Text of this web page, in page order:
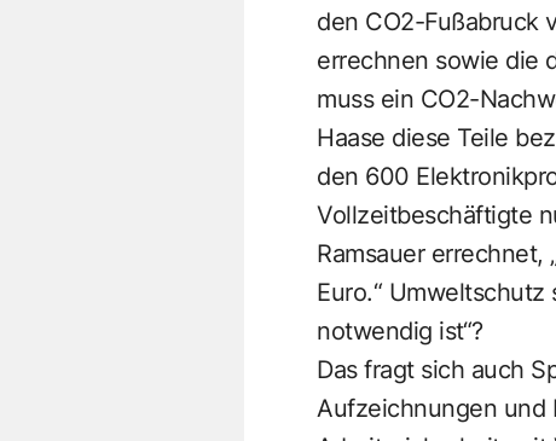
den CO2-Fußabruck
errechnen sowie die
muss ein CO2-
Haase diese Teile
den 600
Vollzeitbeschäftigte
Ramsauer errechnet,
Euro.“
notwendig ist“?
Das fragt sich auch
Aufzeichnungen und